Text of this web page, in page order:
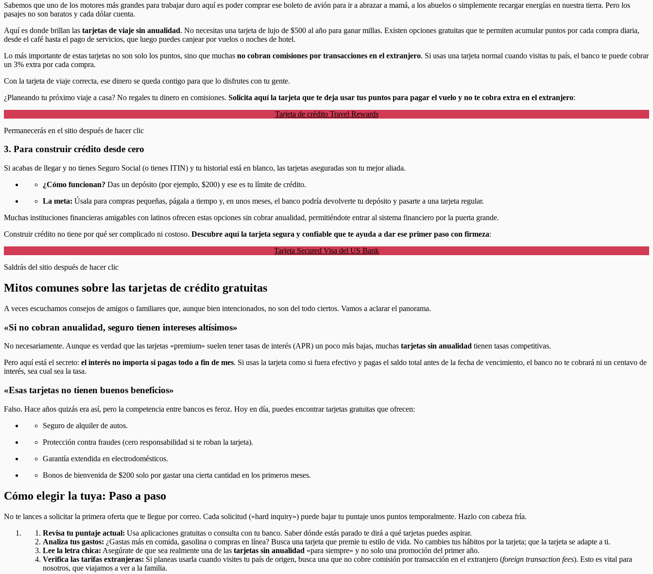
Sabemos que uno de los motores más grandes para trabajar duro aquí es poder comprar ese boleto de avión para ir a abrazar a mamá, a los abuelos o simplemente recargar energías en nuestra tierra. Pero los
pasajes no son baratos y cada dólar cuenta.
Aquí es donde brillan las tarjetas de viaje sin anualidad. No necesitas una tarjeta de lujo de $500 al año para ganar millas. Existen opciones gratuitas que te permiten acumular puntos por cada compra diaria,
desde el café hasta el pago de servicios, que luego puedes canjear por vuelos o noches de hotel.
Lo más importante de estas tarjetas no son solo los puntos, sino que muchas no cobran comisiones por transacciones en el extranjero. Si usas una tarjeta normal cuando visitas tu país, el banco te puede cobrar
un 3% extra por cada compra.
Con la tarjeta de viaje correcta, ese dinero se queda contigo para que lo disfrutes con tu gente.
¿Planeando tu próximo viaje a casa? No regales tu dinero en comisiones. Solicita aquí la tarjeta que te deja usar tus puntos para pagar el vuelo y no te cobra extra en el extranjero:
Tarjeta de crédito Travel Rewards
Permanecerás en el sitio después de hacer clic
3. Para construir crédito desde cero
Si acabas de llegar y no tienes Seguro Social (o tienes ITIN) y tu historial está en blanco, las tarjetas aseguradas son tu mejor aliada.
¿Cómo funcionan? Das un depósito (por ejemplo, $200) y ese es tu límite de crédito.
La meta: Úsala para compras pequeñas, págala a tiempo y, en unos meses, el banco podría devolverte tu depósito y pasarte a una tarjeta regular.
Muchas instituciones financieras amigables con latinos ofrecen estas opciones sin cobrar anualidad, permitiéndote entrar al sistema financiero por la puerta grande.
Construir crédito no tiene por qué ser complicado ni costoso. Descubre aquí la tarjeta segura y confiable que te ayuda a dar ese primer paso con firmeza:
Tarjeta Secured Visa del US Bank
Saldrás del sitio después de hacer clic
Mitos comunes sobre las tarjetas de crédito gratuitas
A veces escuchamos consejos de amigos o familiares que, aunque bien intencionados, no son del todo ciertos. Vamos a aclarar el panorama.
«Si no cobran anualidad, seguro tienen intereses altísimos»
No necesariamente. Aunque es verdad que las tarjetas «premium» suelen tener tasas de interés (APR) un poco más bajas, muchas tarjetas sin anualidad tienen tasas competitivas.
Pero aquí está el secreto: el interés no importa si pagas todo a fin de mes. Si usas la tarjeta como si fuera efectivo y pagas el saldo total antes de la fecha de vencimiento, el banco no te cobrará ni un centavo de
interés, sea cual sea la tasa.
«Esas tarjetas no tienen buenos beneficios»
Falso. Hace años quizás era así, pero la competencia entre bancos es feroz. Hoy en día, puedes encontrar tarjetas gratuitas que ofrecen:
Seguro de alquiler de autos.
Protección contra fraudes (cero responsabilidad si te roban la tarjeta).
Garantía extendida en electrodomésticos.
Bonos de bienvenida de $200 solo por gastar una cierta cantidad en los primeros meses.
Cómo elegir la tuya: Paso a paso
No te lances a solicitar la primera oferta que te llegue por correo. Cada solicitud («hard inquiry») puede bajar tu puntaje unos puntos temporalmente. Hazlo con cabeza fría.
Revisa tu puntaje actual: Usa aplicaciones gratuitas o consulta con tu banco. Saber dónde estás parado te dirá a qué tarjetas puedes aspirar.
Analiza tus gastos: ¿Gastas más en comida, gasolina o compras en línea? Busca una tarjeta que premie tu estilo de vida. No cambies tus hábitos por la tarjeta; que la tarjeta se adapte a ti.
Lee la letra chica: Asegúrate de que sea realmente una de las tarjetas sin anualidad «para siempre» y no solo una promoción del primer año.
Verifica las tarifas extranjeras: Si planeas usarla cuando visites tu país de origen, busca una que no cobre comisión por transacción en el extranjero (foreign transaction fees). Esto es vital para
nosotros, que viajamos a ver a la familia.